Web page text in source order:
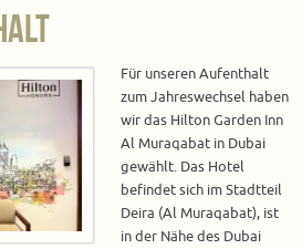
Für unseren Aufenthalt
zum Jahreswechsel haben
wir das Hilton Garden Inn
Al Muraqabat in Dubai
gewählt. Das Hotel
befindet sich im Stadtteil
Deira (Al Muraqabat), ist
in der Nähe des Dubai